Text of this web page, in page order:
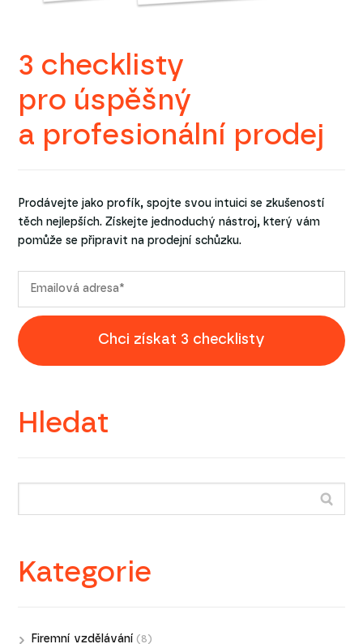
3 checklisty
pro úspěšný
a profesionální prodej
Prodávejte jako profík, spojte svou intuici se zkušeností
těch nejlepších. Získejte jednoduchý nástroj, který vám
pomůže se připravit na prodejní schůzku.
Chci získat 3 checklisty
Hledat
Kategorie
Firemní vzdělávání (8)